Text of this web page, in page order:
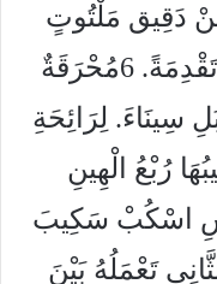
مِنْ دَقِيق مَلْتُوتٍ
بِرُبْعِ الْهِينِ مِنْ زَيْتِ الرَّضِّ تَقْدِمَةً. 6مُحْرَقَةٌ
سِينَاءَ. لِرَائِحَةِ
لِلرَّبِّ. 7وَسَكِيبُهَا رُبْعُ الْهِينِ
اسْكُبْ سَكِيبَ
الثَّانِي تَعْمَلُهُ بَيْنَ